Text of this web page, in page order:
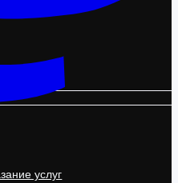
услуг